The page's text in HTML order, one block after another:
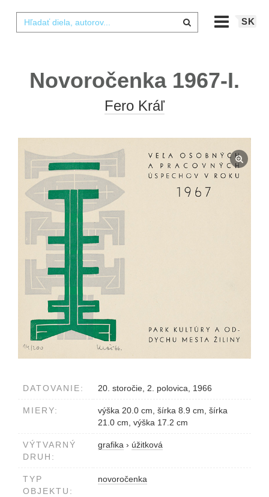
SK
Novoročenka 1967-I.
Fero Kráľ
DATOVANIE: 20. storočie, 2. polovica, 1966
MIERY:
výška 20.0 cm, šírka 8.9 cm, šírka
21.0 cm, výška 17.2 cm
VÝTVARNÝ
DRUH:
grafika › úžitková
TYP
OBJEKTU:
novoročenka